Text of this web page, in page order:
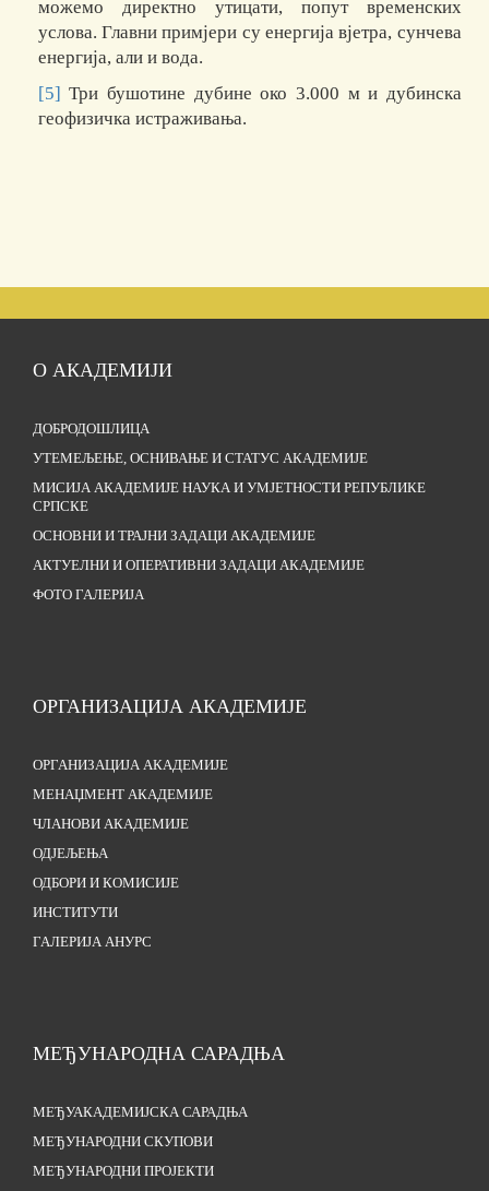
можемо директно утицати, попут временских
услова. Главни примјери су енергија вјетра, сунчева
енергија, али и вода.
[5] Три бушотине дубине око 3.000 м и дубинска
геофизичка истраживања.
О АКАДЕМИЈИ
ДОБРОДОШЛИЦА
УТЕМЕЉЕЊЕ, ОСНИВАЊЕ И СТАТУС АКАДЕМИЈЕ
МИСИЈА АКАДЕМИЈЕ НАУКА И УМЈЕТНОСТИ РЕПУБЛИКЕ
СРПСКЕ
ОСНОВНИ И ТРАЈНИ ЗАДАЦИ АКАДЕМИЈЕ
АКТУЕЛНИ И ОПЕРАТИВНИ ЗАДАЦИ АКАДЕМИЈЕ
ФОТО ГАЛЕРИЈА
ОРГАНИЗАЦИЈА АКАДЕМИЈЕ
ОРГАНИЗАЦИЈА АКАДЕМИЈЕ
МЕНАЏМЕНТ АКАДЕМИЈЕ
ЧЛАНОВИ АКАДЕМИЈЕ
ОДЈЕЉЕЊА
ОДБОРИ И КОМИСИЈЕ
ИНСТИТУТИ
ГАЛЕРИЈА АНУРС
МЕЂУНАРОДНА САРАДЊА
МЕЂУАКАДЕМИЈСКА САРАДЊА
МЕЂУНАРОДНИ СКУПОВИ
МЕЂУНАРОДНИ ПРОЈЕКТИ